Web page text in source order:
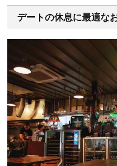
デートの休息に最適な